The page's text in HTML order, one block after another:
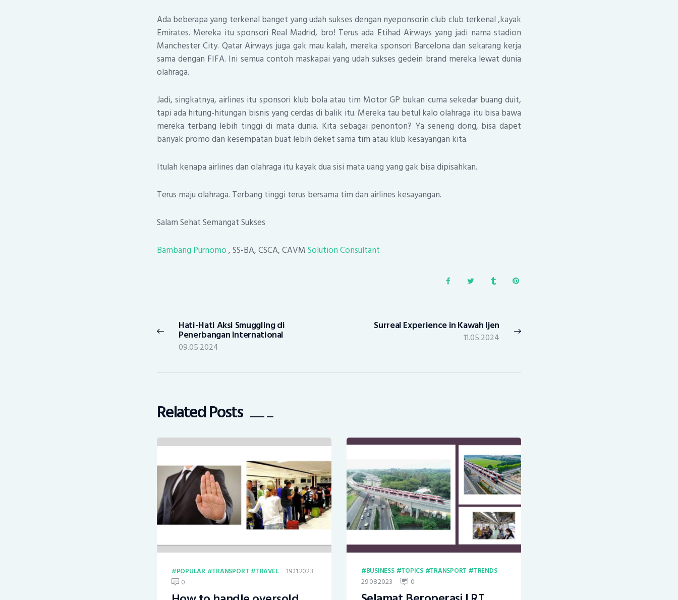
Ada beberapa yang terkenal banget yang udah sukses dengan nyeponsorin club club terkenal ,kayak
Emirates. Mereka itu sponsori Real Madrid, bro! Terus ada Etihad Airways yang jadi nama stadion
Manchester City. Qatar Airways juga gak mau kalah, mereka sponsori Barcelona dan sekarang kerja
sama dengan FIFA. Ini semua contoh maskapai yang udah sukses gedein brand mereka lewat dunia
olahraga.
Jadi, singkatnya, airlines itu sponsori klub bola atau tim Motor GP bukan cuma sekedar buang duit,
tapi ada hitung-hitungan bisnis yang cerdas di balik itu. Mereka tau betul kalo olahraga itu bisa bawa
mereka terbang lebih tinggi di mata dunia. Kita sebagai penonton? Ya seneng dong, bisa dapet
banyak promo dan kesempatan buat lebih deket sama tim atau klub kesayangan kita.
Itulah kenapa airlines dan olahraga itu kayak dua sisi mata uang yang gak bisa dipisahkan.
Terus maju olahraga. Terbang tinggi terus bersama tim dan airlines kesayangan.
Salam Sehat Semangat Sukses
Bambang Purnomo, SS-BA, CSCA, CAVM Solution Consultant
navigation
Previous
post:
Hati-Hati Aksi Smuggling di
Penerbangan International
09.05.2024
Next
Surreal Experience in Kawah Ijen
11.05.2024
Related Posts
POPULAR TRANSPORT TRAVEL
19.11.2023
0
BUSINESS TOPICS TRANSPORT TRENDS
29.08.2023 0